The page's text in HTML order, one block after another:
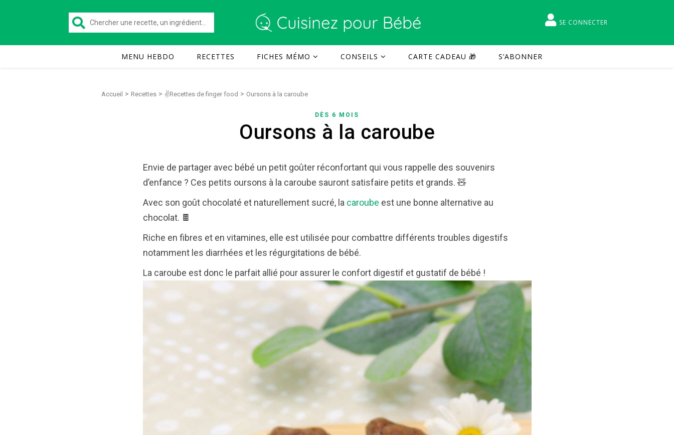
SE CONNECTER
MENU HEBDO RECETTES FICHES MÉMO CONSEILS CARTE CADEAU 🎁 S’ABONNER
Accueil > Recettes > ✌Recettes de finger food > Oursons à la caroube
DÈS 6 MOIS
Oursons à la caroube
Envie de partager avec bébé un petit goûter réconfortant qui vous rappelle des souvenirs
d’enfance ? Ces petits oursons à la caroube sauront satisfaire petits et grands. 🧸
Avec son goût chocolaté et naturellement sucré, la caroube est une bonne alternative au
chocolat. 🍫
Riche en fibres et en vitamines, elle est utilisée pour combattre différents troubles digestifs
notamment les diarrhées et les régurgitations de bébé.
La caroube est donc le parfait allié pour assurer le confort digestif et gustatif de bébé !